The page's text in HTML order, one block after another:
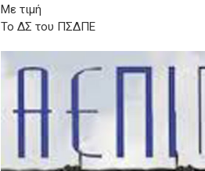
Με τιμή
Το ΔΣ του ΠΣΔΠΕ